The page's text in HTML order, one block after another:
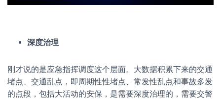
深度治理
刚才说的是应急指挥调度这个层面。大数据积累下来的交通
堵点、交通乱点，即周期性性堵点、常发性乱点和事故多发
的点段，包括大活动的安保，是需要深度治理的，需要交警